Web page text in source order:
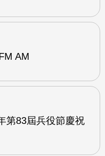
AM
第83屆兵役節慶祝